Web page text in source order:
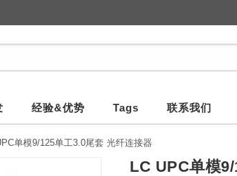
经验&优势 Tags 联系我们
单模9/125单工3.0尾套 光纤连接器
LC UPC单模